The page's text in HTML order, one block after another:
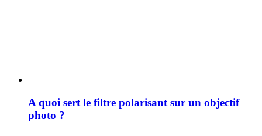
A quoi sert le filtre polarisant sur un objectif
photo ?